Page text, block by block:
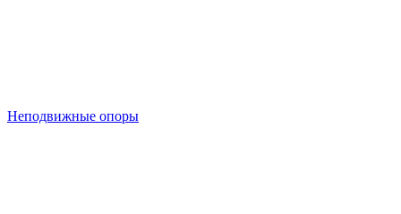
Неподвижные опоры